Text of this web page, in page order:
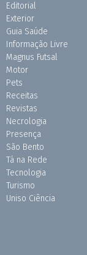
Editorial
Exterior
Guia Saúde
Informação Livre
Magnus Futsal
Motor
Pets
Receitas
Revistas
Necrologia
Presença
São Bento
Tá na Rede
Tecnologia
Turismo
Uniso Ciência